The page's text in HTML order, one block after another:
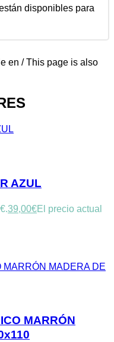
disponibles para
en / This page is also
AZUL
39,00€El precio actual
MARRÓN